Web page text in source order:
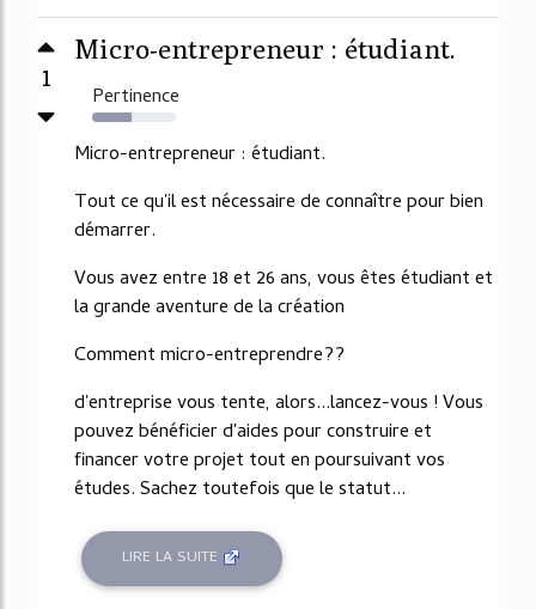
1
Micro-entrepreneur : étudiant.
Pertinence
47%
Micro-entrepreneur : étudiant.
Tout ce qu'il est nécessaire de connaître pour bien
démarrer.
Vous avez entre 18 et 26 ans, vous êtes étudiant et
la grande aventure de la création
Comment micro-entreprendre??
d'entreprise vous tente, alors...lancez-vous ! Vous
pouvez bénéficier d'aides pour construire et
financer votre projet tout en poursuivant vos
études. Sachez toutefois que le statut...
LIRE LA SUITE